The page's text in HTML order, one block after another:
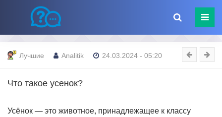
Лучшие Analitik 24.03.2024 - 05:20
Что такое усенок?
Усёнок — это животное, принадлежащее к классу